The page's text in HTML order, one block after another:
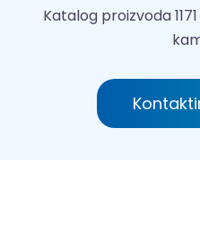
Katalog proizvoda